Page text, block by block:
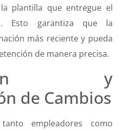
plantilla que entregue el
Esto garantiza que la
más reciente y pueda
de manera precisa.
y
de Cambios
empleadores como